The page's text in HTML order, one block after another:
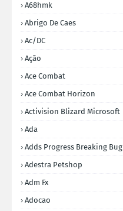
A68hmk
Abrigo De Caes
Ac/DC
Ação
Ace Combat
Ace Combat Horizon
Activision Blizard Microsoft
Ada
Adds Progress Breaking Bug
Adestra Petshop
Adm Fx
Adocao